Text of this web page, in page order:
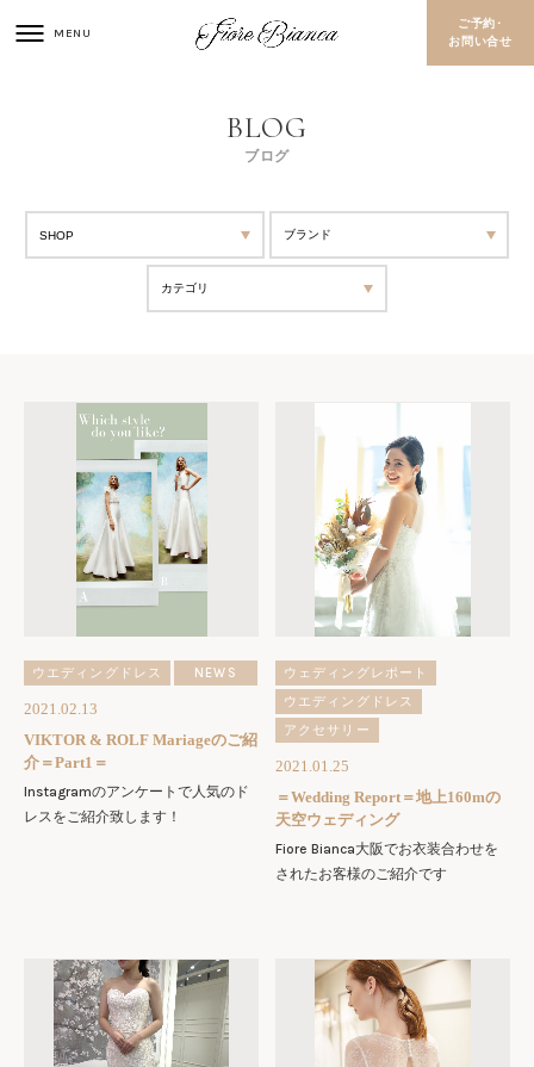
ご予約･
お問い合せ
ブログ
ウエディングドレス NEWS
2021.02.13
VIKTOR & ROLF Mariageのご紹
介＝Part1＝
Instagramのアンケートで人気のド
レスをご紹介致します！
ウェディングレポート
ウエディングドレス
アクセサリー
2021.01.25
＝Wedding Report＝地上160mの
天空ウェディング
Fiore Bianca大阪でお衣装合わせを
されたお客様のご紹介です